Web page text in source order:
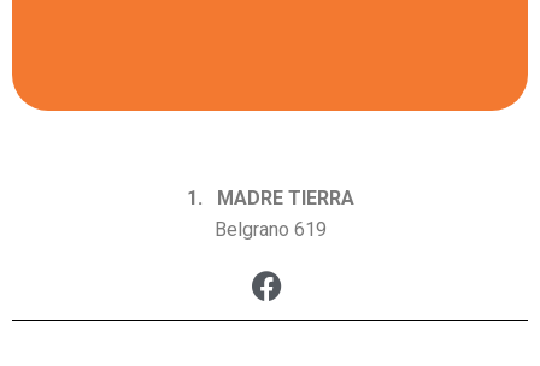
1. MADRE TIERRA
Belgrano 619